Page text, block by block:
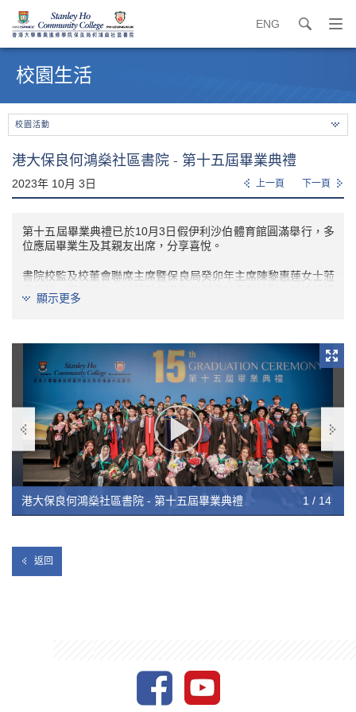
ENG search
打
開
始
校園生活
校園活動
港大保良何鴻燊社區書院 - 第十五屆畢業典禮
2023年 10月 3日 上一頁 下一頁
第十五屆畢業典禮已於10月3日假伊利沙伯體育館圓滿舉行，多
位應屆畢業生及其親友出席，分享喜悅。
書院校監及校董會聯席主席暨保良局癸卯年主席陳黎惠蓮女士蒞
臨祝賀一眾畢業生，她鼓勵各畢業生要勇於面對挑戰，並持續接
觸新事物，例如善用最新的人工智能科技。
思考及敢於追尋夢想，因為這些特質可以引領成功。陳教授亦衷
心祝願畢業生可以創下卓越的成就，為香港及內地作出貢獻。
書院再次由衷恭喜各位畢業生，祝願大家前程錦繡，擁有美好的
將來！
顯示更多
港大保良何鴻燊社區書院 - 第十五屆畢業典禮 1 / 14
港大保良何鴻燊社區書院 - 第十五屆畢業典禮 2 / 14
港大保良何鴻燊社區書院 - 第十五屆畢業典禮 3 / 14
港大保良何鴻燊社區書院 - 第十五屆畢業典禮 4 / 14
港大保良何鴻燊社區書院 - 第十五屆畢業典禮 5 / 14
港大保良何鴻燊社區書院 - 第十五屆畢業典禮 6 / 14
港大保良何鴻燊社區書院 - 第十五屆畢業典禮 7 / 14
港大保良何鴻燊社區書院 - 第十五屆畢業典禮 8 / 14
港大保良何鴻燊社區書院 - 第十五屆畢業典禮 9 / 14
港大保良何鴻燊社區書院 - 第十五屆畢業典禮
10 / 14
港大保良何鴻燊社區書院 - 第十五屆畢業典禮
11 / 14
港大保良何鴻燊社區書院 - 第十五屆畢業典禮
12 / 14
港大保良何鴻燊社區書院 - 第十五屆畢業典禮
13 / 14
港大保良何鴻燊社區書院 - 第十五屆畢業典禮
14 / 14
返回